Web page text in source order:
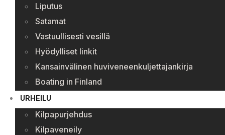
Liputus
Satamat
Vastuullisesti vesillä
Hyödylliset linkit
Kansainvälinen huviveneenkuljettajankirja
Boating in Finland
URHEILU
Kilpapurjehdus
Kilpaveneily